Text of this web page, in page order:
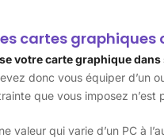
cartes graphiques
votre carte graphique
donc vous équiper d’un
que vous imposez n’est
valeur qui varie d’un PC à